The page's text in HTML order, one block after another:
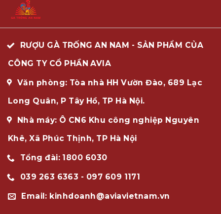
RƯỢU GÀ TRỐNG AN NAM - SẢN PHẨM CỦA
CÔNG TY CỔ PHẦN AVIA
Văn phòng: Tòa nhà HH Vườn Đào, 689 Lạc
Long Quân, P Tây Hồ, TP Hà Nội.
Nhà máy: Ô CN6 Khu công nghiệp Nguyên
Khê, Xã Phúc Thịnh, TP Hà Nội
Tổng đài: 1800 6030
039 263 6363 - 097 609 1171
Email: kinhdoanh@aviavietnam.vn